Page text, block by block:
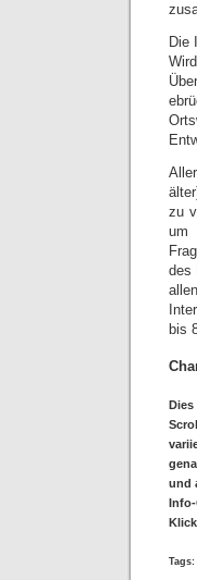
Die
zu
um
des
bis
und
Tags: